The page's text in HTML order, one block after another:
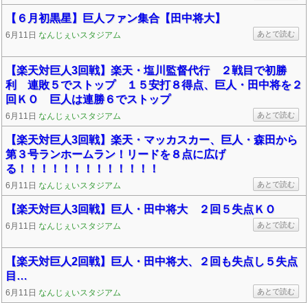
【６月初黒星】巨人ファン集合【田中将大】
6月11日 なんじぇいスタジアム あとで読む
【楽天対巨人3回戦】楽天・塩川監督代行 ２戦目で初勝
利 連敗５でストップ １５安打８得点、巨人・田中将を２
回ＫＯ 巨人は連勝６でストップ
6月11日 なんじぇいスタジアム あとで読む
【楽天対巨人3回戦】楽天・マッカスカー、巨人・森田から
第３号ランホームラン！リードを８点に広げ
る！！！！！！！！！！！！！
6月11日 なんじぇいスタジアム あとで読む
【楽天対巨人3回戦】巨人・田中将大 ２回５失点ＫＯ
6月11日 なんじぇいスタジアム あとで読む
【楽天対巨人2回戦】巨人・田中将大、２回も失点し５失点
目…
6月11日 なんじぇいスタジアム あとで読む